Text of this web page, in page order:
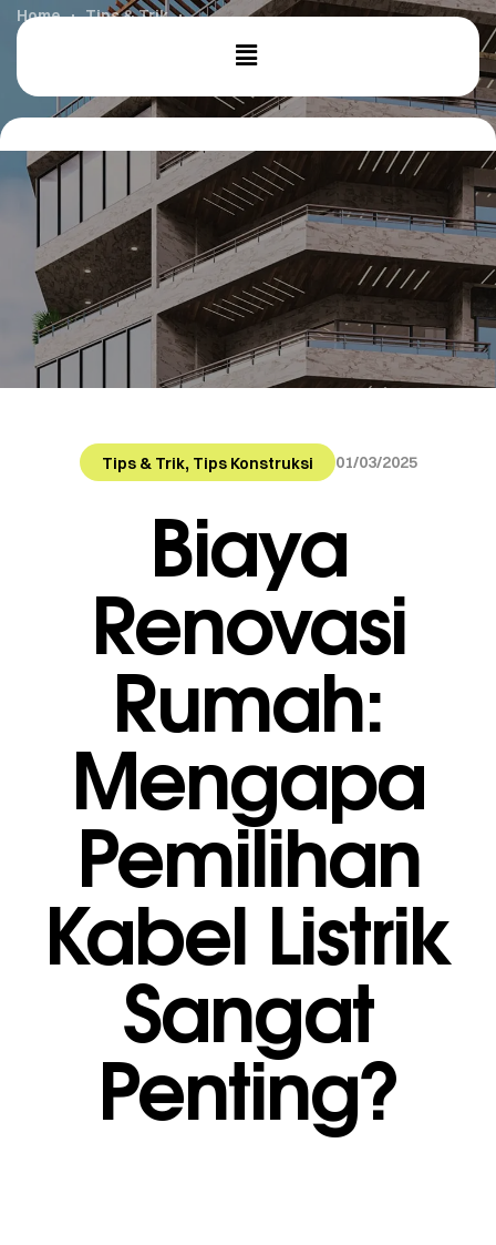
Home
Tips & Trik
Biaya Renovasi Rumah: Mengapa Pemilihan Kabel Listrik
Tips & Trik, Tips Konstruksi 01/03/2025
Biaya
Renovasi
Rumah:
Mengapa
Pemilihan
Kabel Listrik
Sangat
Penting?